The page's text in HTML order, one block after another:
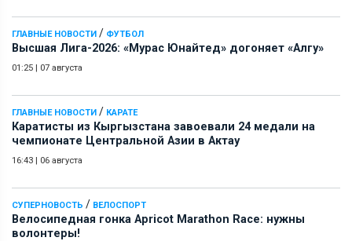
ГЛАВНЫЕ НОВОСТИ / ФУТБОЛ
Высшая Лига-2026: «Мурас Юнайтед» догоняет «Алгу»
01:25 | 07 августа
ГЛАВНЫЕ НОВОСТИ / КАРАТЕ
Каратисты из Кыргызстана завоевали 24 медали на
чемпионате Центральной Азии в Актау
16:43 | 06 августа
СУПЕРНОВОСТЬ / ВЕЛОСПОРТ
Велосипедная гонка Apricot Marathon Race: нужны
волонтеры!